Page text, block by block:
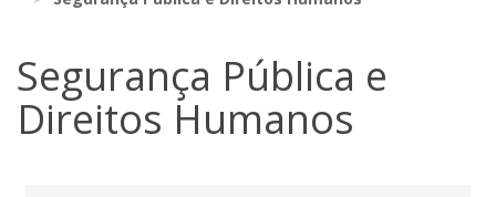
Segurança Pública e
Direitos Humanos